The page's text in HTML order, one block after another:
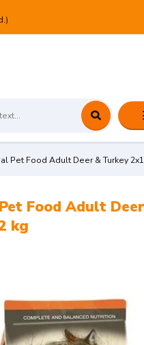
Pet Food Adult Deer & Turkey
Food Adult
kg